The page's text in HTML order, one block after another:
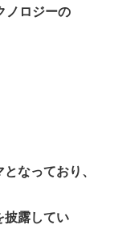
ノロジーの
なっており、
披露してい